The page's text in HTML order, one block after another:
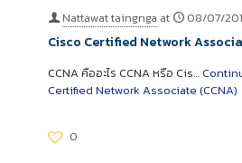
Nattawat taingnga at 08/07/
Cisco Certified Network
CCNA คืออะไร CCNA หรือ Cis…
Certified Network Associate (CCNA)
0